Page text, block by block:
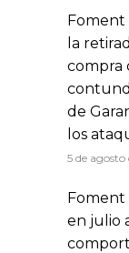
Foment
la
compra
de
los
5 de agosto
en julio